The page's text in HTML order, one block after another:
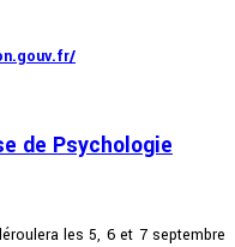
de Psychologie
les 5, 6 et 7 septembre